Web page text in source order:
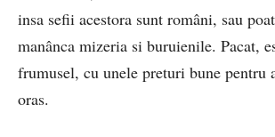
insa sefii acestora sunt români, sau
manânca mizeria si buruienile. Pacat,
frumusel, cu unele preturi bune pentru
oras.